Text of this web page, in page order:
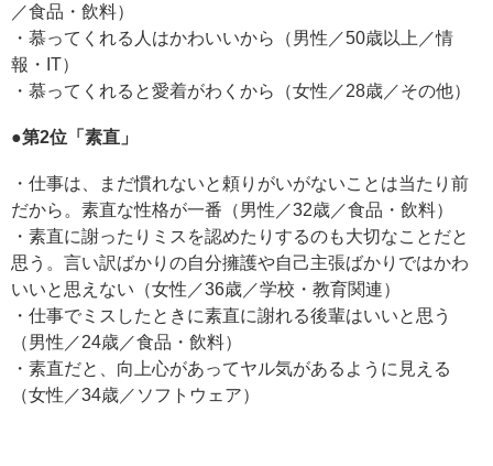
／食品・飲料）
・慕ってくれる人はかわいいから（男性／50歳以上／情
報・IT）
・慕ってくれると愛着がわくから（女性／28歳／その他）
●第2位「素直」
・仕事は、まだ慣れないと頼りがいがないことは当たり前
だから。素直な性格が一番（男性／32歳／食品・飲料）
・素直に謝ったりミスを認めたりするのも大切なことだと
思う。言い訳ばかりの自分擁護や自己主張ばかりではかわ
いいと思えない（女性／36歳／学校・教育関連）
・仕事でミスしたときに素直に謝れる後輩はいいと思う
（男性／24歳／食品・飲料）
・素直だと、向上心があってヤル気があるように見える
（女性／34歳／ソフトウェア）